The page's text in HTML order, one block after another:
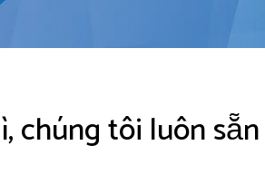
chúng tôi luôn